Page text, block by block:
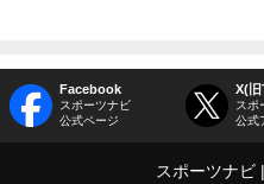
Facebook
スポーツナビ
公式ページ
X(
スポ
公式
スポーツナビ